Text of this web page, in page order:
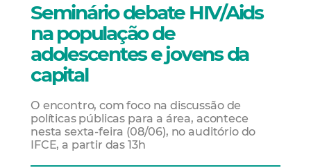
Seminário debate HIV/Aids
na população de
adolescentes e jovens da
capital
O encontro, com foco na discussão de
políticas públicas para a área, acontece
nesta sexta-feira (08/06), no auditório do
IFCE, a partir das 13h